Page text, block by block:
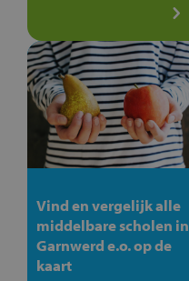
Vind en vergelijk alle
middelbare scholen in
Garnwerd e.o. op de
kaart